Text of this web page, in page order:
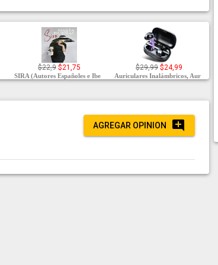
$22,9 $21,75
SIRA (Autores Españoles e Ibe
$29,99 $24,99
Auriculares Inalámbricos, Aur
AGREGAR OPINION